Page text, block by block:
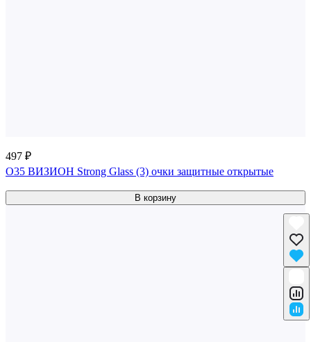
497 ₽
О35 ВИЗИОН Strong Glass (3) очки защитные открытые
В корзину